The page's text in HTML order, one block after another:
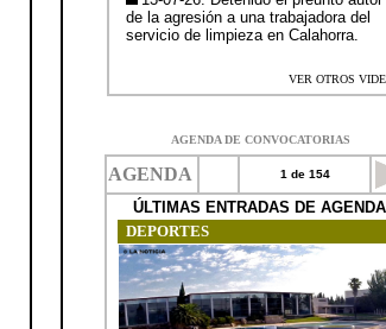
AGENDA DE CONVOCATORIAS